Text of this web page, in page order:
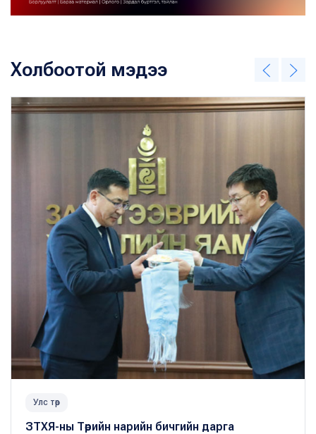
Холбоотой мэдээ
Улс төр
ЗТХЯ-ны Төрийн нарийн бичгийн дарга